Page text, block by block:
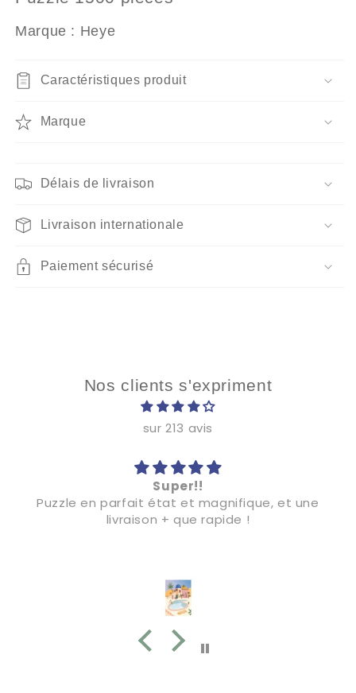
-
-
Marque : Heye
Caractéristiques produit
Marque
Délais de livraison
Livraison internationale
Paiement sécurisé
Nos clients s'expriment
sur 213 avis
Super!!
Puzzle en parfait état et magnifique, et une
livraison + que rapide !